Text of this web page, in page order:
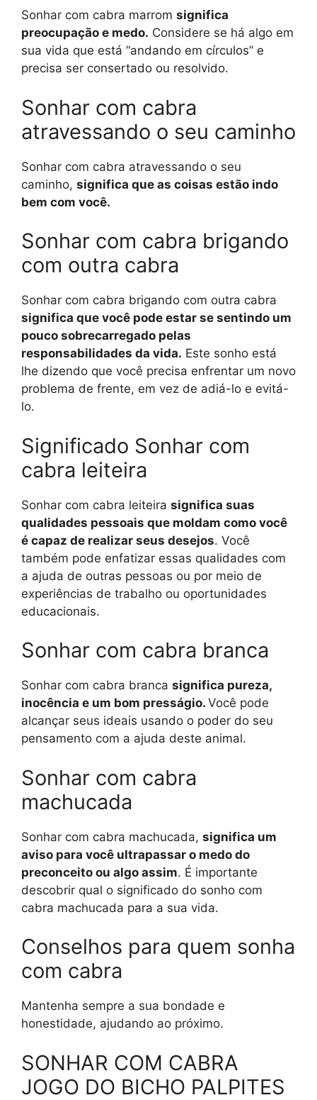
Sonhar com cabra marrom significa
preocupação e medo. Considere se há algo em
sua vida que está “andando em círculos” e
precisa ser consertado ou resolvido.
Sonhar com cabra
atravessando o seu caminho
Sonhar com cabra atravessando o seu
caminho, significa que as coisas estão indo
bem com você.
Sonhar com cabra brigando
com outra cabra
Sonhar com cabra brigando com outra cabra
significa que você pode estar se sentindo um
pouco sobrecarregado pelas
responsabilidades da vida. Este sonho está
lhe dizendo que você precisa enfrentar um novo
problema de frente, em vez de adiá-lo e evitá-
lo.
Significado Sonhar com
cabra leiteira
Sonhar com cabra leiteira significa suas
qualidades pessoais que moldam como você
é capaz de realizar seus desejos. Você
também pode enfatizar essas qualidades com
a ajuda de outras pessoas ou por meio de
experiências de trabalho ou oportunidades
educacionais.
Sonhar com cabra branca
Sonhar com cabra branca significa pureza,
inocência e um bom presságio. Você pode
alcançar seus ideais usando o poder do seu
pensamento com a ajuda deste animal.
Sonhar com cabra
machucada
Sonhar com cabra machucada, significa um
aviso para você ultrapassar o medo do
preconceito ou algo assim. É importante
descobrir qual o significado do sonho com
cabra machucada para a sua vida.
Conselhos para quem sonha
com cabra
Mantenha sempre a sua bondade e
honestidade, ajudando ao próximo.
SONHAR COM CABRA
JOGO DO BICHO PALPITES